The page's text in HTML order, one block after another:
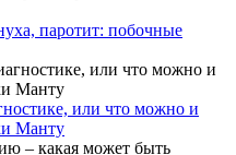
паротит: побочные
или что можно и
Манту